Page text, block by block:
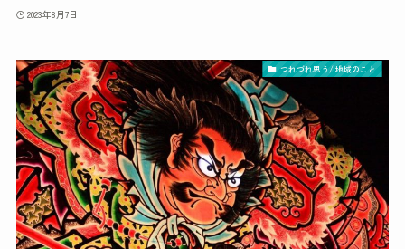
2023年8月7日
つれづれ思う/ 地域のこと